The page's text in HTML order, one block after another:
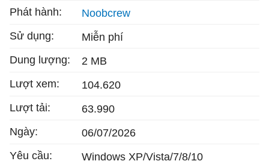
Phát hành:
Noobcrew
Sử dụng:
Miễn phí
Dung lượng:
2 MB
Lượt xem:
104.620
Lượt tải:
63.990
Ngày:
06/07/2026
Yêu cầu:
Windows XP/Vista/7/8/10